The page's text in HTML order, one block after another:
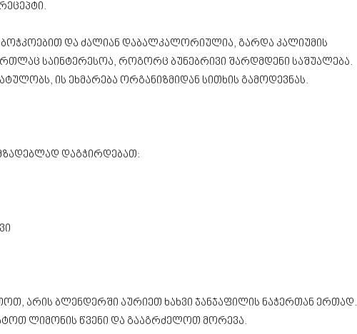
და ძალიან დაბალკალორიულია, გარდა კალიუმის
საინტერესოა, როგორც ბუნებრივი შარდმდენი საშუალება.
ის ეხმარება ორგანიზმიდან სითხის გამოდევნას.
დაგჭირდებათ:
არის ბლენდერში აურიეთ ხახვი ჯანჯაფილის ნაჭერთან ერთად.
ლიმონის წვენი და გააგრძელოთ მორევა.